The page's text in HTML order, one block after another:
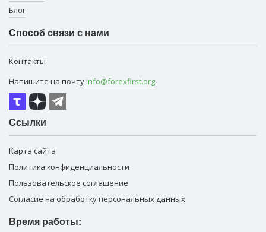
Блог
Способ связи с нами
Контакты
Напишите на почту info@forexfirst.org
Ссылки
Карта сайта
Политика конфиденциальности
Пользовательское соглашение
Согласие на обработку персональных данных
Время работы: